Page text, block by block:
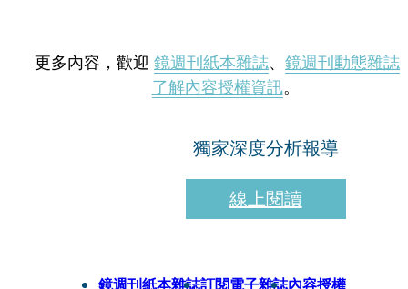
更多內容，歡迎 鏡週刊紙本雜誌、 鏡週刊動態雜誌
了解內容授權資訊。
獨家深度分析報導
線上閱讀
鏡週刊紙本雜誌訂閱電子雜誌內容授權